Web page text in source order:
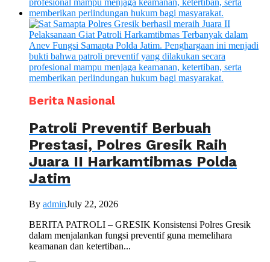
Berita Nasional
Patroli Preventif Berbuah
Prestasi, Polres Gresik Raih
Juara II Harkamtibmas Polda
Jatim
By adminJuly 22, 2026
BERITA PATROLI – GRESIK Konsistensi Polres Gresik
dalam menjalankan fungsi preventif guna memelihara
keamanan dan ketertiban...